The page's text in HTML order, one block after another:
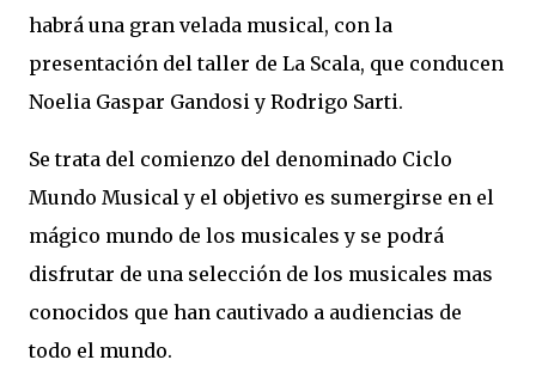
habrá una gran velada musical, con la
presentación del taller de La Scala, que conducen
Noelia Gaspar Gandosi y Rodrigo Sarti.
Se trata del comienzo del denominado Ciclo
Mundo Musical y el objetivo es sumergirse en el
mágico mundo de los musicales y se podrá
disfrutar de una selección de los musicales mas
conocidos que han cautivado a audiencias de
todo el mundo.